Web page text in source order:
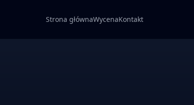
Strona głównaWycenaKontakt